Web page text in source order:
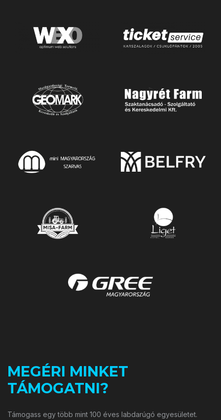
MEGÉRI MINKET
TÁMOGATNI?
Támogass egy több mint 100 éves labdarúgó egyesületet.